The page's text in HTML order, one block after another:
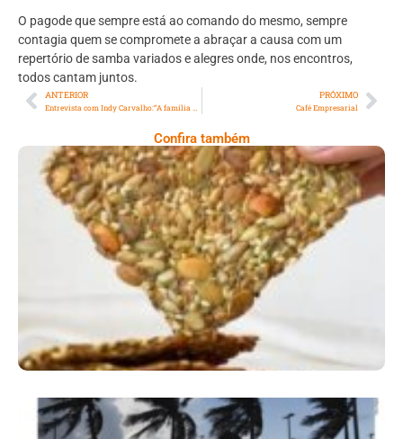
O pagode que sempre está ao comando do mesmo, sempre
contagia quem se compromete a abraçar a causa com um
repertório de samba variados e alegres onde, nos encontros,
todos cantam juntos.
ANTERIOR PRÓXIMO
Café Empresarial
Confira também
Comer Bem: Cracker De Sementes